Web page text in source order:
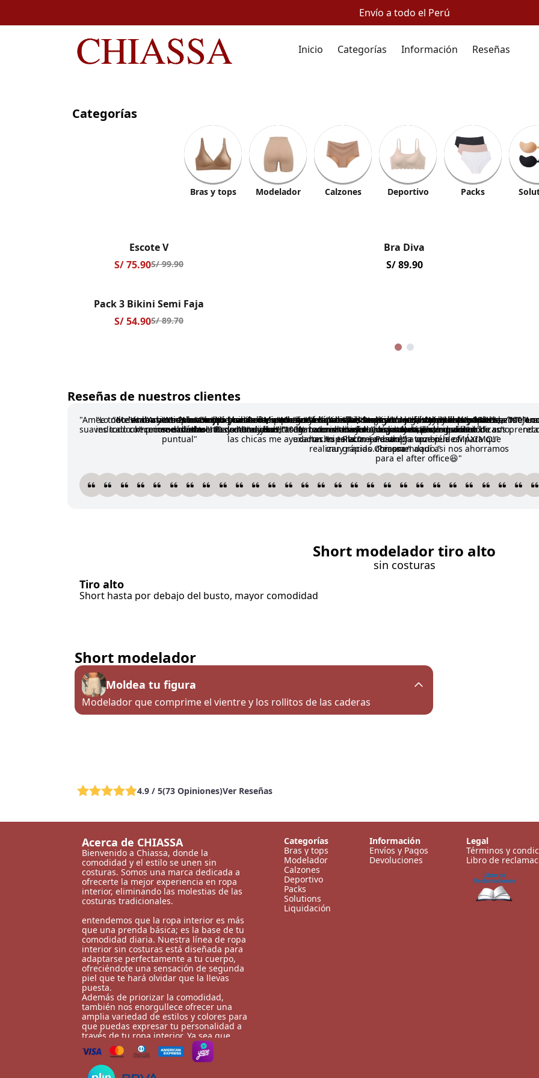
Envío a todo el Perú
Ir a Inicio
Inicio
Categorías Información Reseñas
Categorías
Bras y tops Modelador Calzones Deportivo Packs
Bra Diva
S/ 89.90
Escote V
S/ 75.90S/ 99.90
Pack 3 Bikini Semi Faja
S/ 54.90S/ 89.70
Reseñas de nuestros clientes
Amee todo los brasieres son muy
suaves todo ok
Valeria
Lo necesitaba y cumple con lo
indicado. recomendado!
Claudia
Me encantan sus bra
Natalie
Ame short es suavesito y si
comprime el vientre 10 de 10
Rosario
Ame todo era lo que buscaba,
recomendadoo
Marjorie
Mi 2da compra y amoo las prendas
son demasiadas suaves y la entrega
puntual
María del Pilar
Amooo mis brasieres, son lo
máximo! Recomendadoo!!
daphane
Cumple con lo indicado muy
buenos y de calidad
Kristel
Mi pedido fue entregado rápido.
andie
Amoo me impresionó la calidad de
los brasieres, 100% recomendado!!
las chicas me ayudaron mi talla.
María Isabel
Recomendado!! las prendas son
muy bonitas de buen material.
Claudia
Me encanta el material, son bien
ricos.
Yanira
Me encanta sus productos!
Beatriz
Amoo los brasieres y calzones, son
de material muy suave y talla
exactas.
Mabel
Los brasiers super cómodos y sobre
todo el diseño está lindo 🫶🏽 de
hecho es la mejor compra que pude
realizar gracias Chiassa
Ana
Ame los brasieres y calzones el
material es muy sueve, es lo que
esperaba. La entrega también es
muy rápido. Recomendado.
Teresa
Todo tal como la foto y sobre todo el
material es muy sueve, me encató.
Recomendado!
Brenda Katlhen
Recogí mi pedido de olva y todo
muy bonito, muchas gracias chicas
Patricia
Ayer recibí mi pedido y quede
impactada por la calidad los amo.
Pasaré la voz en la ofi para que
compren aquí asi nos ahorramos
para el after office😆
Gabriela Lucía
Me gustan sus productos, el
material es riquisimo.
Valeria
La calidad es buenaza,
recomendado!
Claudia vanessa
Muy lindas
GISELLE
Los amee!
Yanira
Una tienda 100%
decir de sus
MÁXIMO!
Nadya
Buenazos
Deborah
LosMe
Short modelador tiro alto
sin costuras
Tiro alto
Short hasta por debajo del busto, mayor comodidad
Short modelador
Moldea tu figura
Modelador que comprime el vientre y los rollitos de las caderas
4.9 / 5(73 Opiniones)Ver Reseñas
Acerca de CHIASSA
Bienvenido a Chiassa, donde la
comodidad y el estilo se unen sin
costuras. Somos una marca dedicada a
ofrecerte la mejor experiencia en ropa
interior, eliminando las molestias de las
costuras tradicionales.
entendemos que la ropa interior es más
que una prenda básica; es la base de tu
comodidad diaria. Nuestra línea de ropa
interior sin costuras está diseñada para
adaptarse perfectamente a tu cuerpo,
ofreciéndote una sensación de segunda
piel que te hará olvidar que la llevas
puesta.
Además de priorizar la comodidad,
también nos enorgullece ofrecer una
amplia variedad de estilos y colores para
que puedas expresar tu personalidad a
través de tu ropa interior. Ya sea que
prefieras un estilo clásico y discreto o te
guste experimentar con diseños más
atrevidos, tenemos opciones para todos
los gustos.
Categorías
Bras y tops
Modelador
Calzones
Deportivo
Packs
Solutions
Liquidación
Información
Envíos y Pagos
Devoluciones
Legal
Términos y
Libro de
Libro de
Reclamaciones